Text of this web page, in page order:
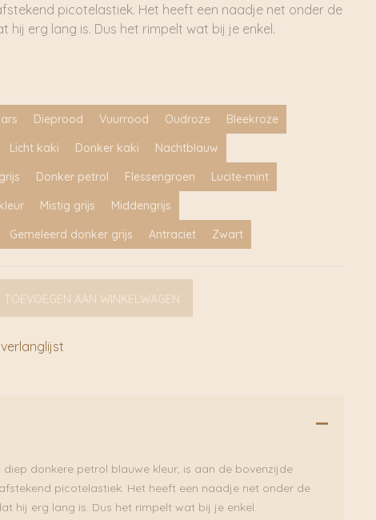
picotelastiek. Het heeft een naadje net onder de
hij erg lang is. Dus het rimpelt wat bij je enkel.
Dieprood Vuurrood Oudroze
Bleekroze
Licht kaki Donker kaki
Nachtblauw
Donker petrol Flessengroen
Lucite-mint
Mistig grijs
Middengrijs
Gemeleerd donker grijs Antraciet Zwart
TOEVOEGEN AAN WINKELWAGEN
diep donkere petrol blauwe kleur, is aan de bovenzijde
picotelastiek. Het heeft een naadje net onder de
hij erg lang is. Dus het rimpelt wat bij je enkel.